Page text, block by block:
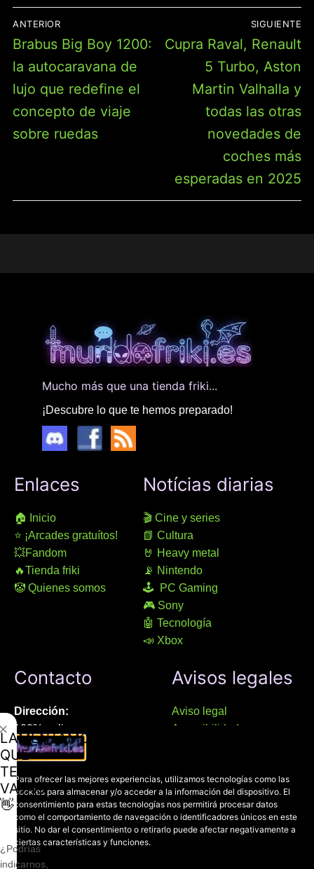
Para ofrecer las mejores experiencias, utilizamos tecnologías como las
cookies para almacenar y/o acceder a la información del dispositivo. El
consentimiento para estas tecnologías nos permitirá procesar datos
como el comportamiento de navegación o identificadores únicos en este
sitio. No dar el consentimiento o retirarlo puede afectar negativamente a
ciertas características y funciones.
DE
ENTRADAS
ANTERIOR
Entrada
anterior:
Brabus Big Boy 1200:
la autocaravana de
lujo que redefine el
concepto de viaje
sobre ruedas
SIGUIENTE
Entrada
siguiente:
Cupra Raval, Renault
5 Turbo, Aston
Martin Valhalla y
todas las otras
novedades de
coches más
esperadas en 2025
Mucho más que una tienda friki...
¡Descubre lo que te hemos preparado!
Enlaces
🏠 Inicio
⭐ ¡Arcades gratuítos!
💥Fandom
🔥Tienda friki
🤡 Quienes somos
Notícias diarias
🎬 Cine y series
📗 Cultura
🤘 Heavy metal
📡 Nintendo
🕹 PC Gaming
🎮 Sony
🤖 Tecnología
📣 Xbox
Contacto
Dirección:
100% online
Manresa (08241), Barcelona
Chat Whatsapp (solo texto):
+34 689 800 662
Correo:
contacto@mundofriki.es
Avisos legales
Aviso legal
Accesibilidad
Política de privacidad
LAMENTAMOS
QUE
TE
VAYAS
👋
¿Podrías
indicarnos,